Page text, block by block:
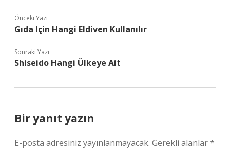
Önceki Yazı
Gıda Için Hangi Eldiven Kullanılır
Sonraki Yazı
Shiseido Hangi Ülkeye Ait
Bir yanıt yazın
E-posta adresiniz yayınlanmayacak. Gerekli alanlar*